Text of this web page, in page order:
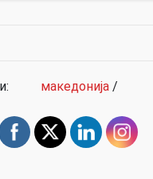
македонија /